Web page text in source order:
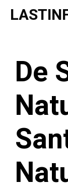
Saltar
De